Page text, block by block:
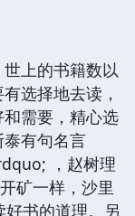
上的书籍数以
选择地去读，
需要，精心选
有句名言
，赵树理
矿一样，沙里
书的道理。另